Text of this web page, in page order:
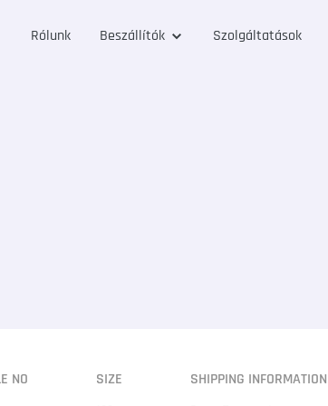
Rólunk Beszállítók Szolgáltatások
NO SIZE SHIPPING INFORMATION